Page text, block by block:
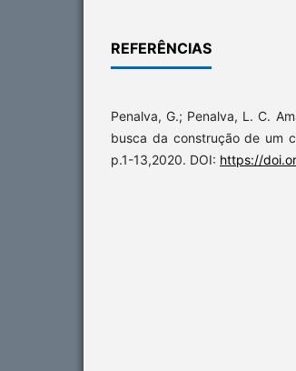
REFERÊNCIAS
Penalva, G.; Penalva, L. C.
busca da construção de um
p.1-13,2020. DOI: https://